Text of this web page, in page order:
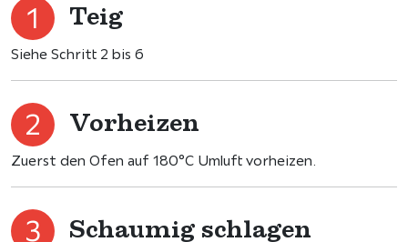
Teig
Siehe Schritt 2 bis 6
Vorheizen
Zuerst den Ofen auf 180°C Umluft vorheizen.
Schaumig schlagen